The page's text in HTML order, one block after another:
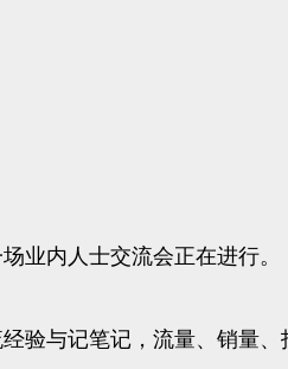
业内人士交流会正在进行。
与记笔记，流量、销量